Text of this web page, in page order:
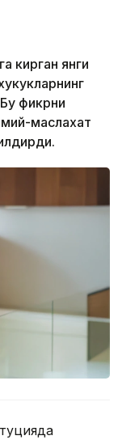
кирган янги
фикрни
маслахат